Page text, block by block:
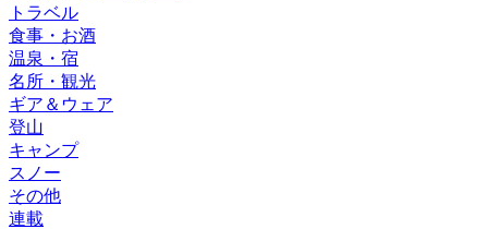
トラベル
食事・お酒
温泉・宿
名所・観光
ギア＆ウェア
登山
キャンプ
スノー
その他
連載